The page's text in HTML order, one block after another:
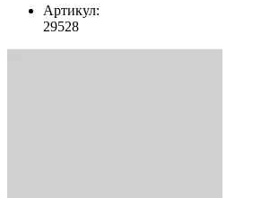
Артикул:
29528